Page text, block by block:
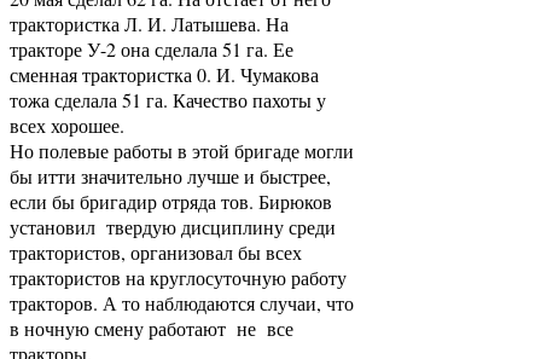
трактористка Л. И. Латышева. На
тракторе У-2 она сделала 51 га. Ее
сменная трактористка 0. И. Чумакова
тожа сделала 51 га. Качество пахоты у
всех хорошее.
Но полевые работы в этой бригаде могли
бы итти значительно лучше и быстрее,
если бы бригадир отряда тов. Бирюков
установил твердую дисциплину среди
трактористов, организовал бы всех
трактористов на круглосуточную работу
тракторов. А то наблюдаются случаи, что
в ночную смену работают не все
тракторы.